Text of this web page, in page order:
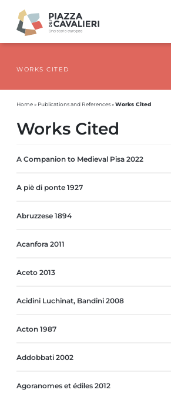
PUBLICATIONSAND
WORKS CITED
Home» Publications and References»Works Cited
Works Cited
A Companion to Medieval Pisa 2022
A piè di ponte 1927
Abruzzese 1894
Acanfora 2011
Aceto 2013
Acidini Luchinat, Bandini 2008
Acton 1987
Addobbati 2002
Agoranomes et édiles 2012